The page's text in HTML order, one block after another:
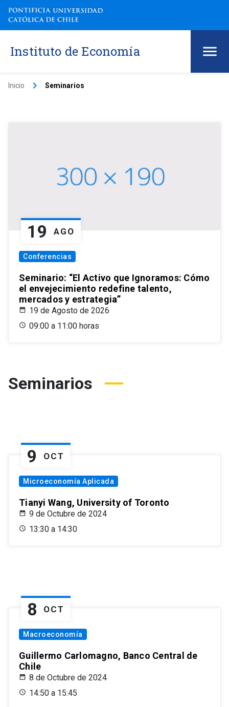
Instituto de Economía
Inicio keyboard_arrow_right Seminarios
19 AGO
Conferencias
Seminario: “El Activo que Ignoramos: Cómo
el envejecimiento redefine talento,
mercados y estrategia”
19 de Agosto de 2026
09:00 a 11:00 horas
Seminarios
9 OCT
Microeconomía Aplicada
Tianyi Wang, University of Toronto
9 de Octubre de 2024
13:30 a 14:30
8 OCT
Macroeconomía
Guillermo Carlomagno, Banco Central de
Chile
8 de Octubre de 2024
14:50 a 15:45